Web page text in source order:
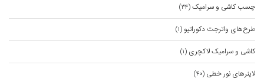
چسب کاشی و سرامیک(۳۴)
طرح‌های واترجت دکوراتیو (۱)
کاشی و سرامیک لاکچری (۱)
لاینرهای نور خطی (۴۰)